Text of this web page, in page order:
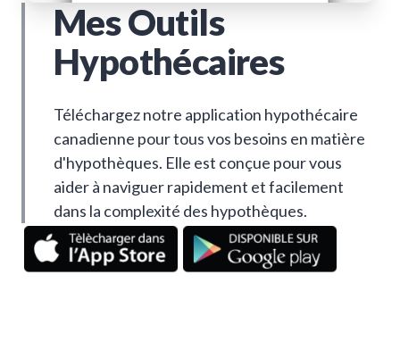
Mes Outils
Hypothécaires
Téléchargez notre application hypothécaire
canadienne pour tous vos besoins en matière
d'hypothèques. Elle est conçue pour vous
aider à naviguer rapidement et facilement
dans la complexité des hypothèques.